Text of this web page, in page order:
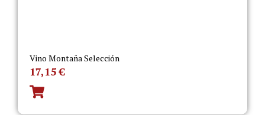
Vino Montaña Selección
17,15€